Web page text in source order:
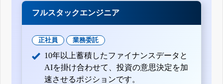
フルスタックエンジニア
正社員 業務委託
10年以上蓄積したファイナンスデータと
AIを掛け合わせて、投資の意思決定を加
速させるポジションです。